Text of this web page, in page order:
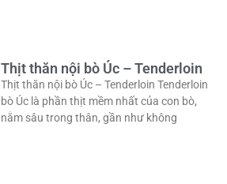
Thịt thăn nội bò Úc – Tenderloin
Thịt thăn nội bò Úc – Tenderloin Tenderloin
bò Úc là phần thịt mềm nhất của con bò,
nằm sâu trong thân, gần như không